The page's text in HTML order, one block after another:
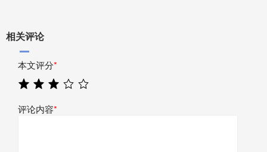
相关评论
本文评分*
评论内容*